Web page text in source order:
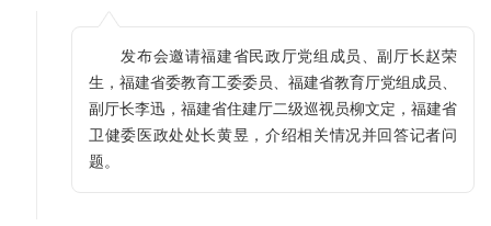
发布会邀请福建省民政厅党组成员、副厅长赵荣
生，福建省委教育工委委员、福建省教育厅党组成员、
副厅长李迅，福建省住建厅二级巡视员柳文定，福建省
卫健委医政处处长黄昱，介绍相关情况并回答记者问
题。